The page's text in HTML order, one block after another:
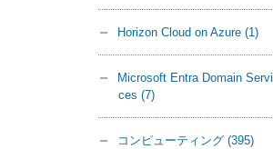
Horizon Cloud on Azure (1)
Microsoft Entra Domain Servi
ces (7)
コンピューティング (395)